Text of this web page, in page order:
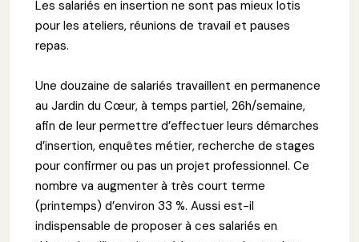
Les salariés en insertion ne sont pas mieux lotis
pour les ateliers, réunions de travail et pauses
repas.
Une douzaine de salariés travaillent en permanence
au Jardin du Cœur, à temps partiel, 26h/semaine,
afin de leur permettre d’effectuer leurs démarches
d’insertion, enquêtes métier, recherche de stages
pour confirmer ou pas un projet professionnel. Ce
nombre va augmenter à très court terme
(printemps) d’environ 33 %. Aussi est-il
indispensable de proposer à ces salariés en